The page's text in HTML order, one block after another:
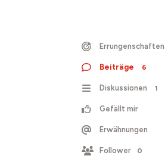
Errungenschaften
Beiträge 6
Diskussionen 1
Gefällt mir
Erwähnungen
Follower 0